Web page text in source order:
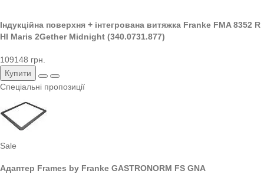
Індукційна поверхня + інтегрована витяжка Franke FMA 8352 R
HI Maris 2Gether Midnight (340.0731.877)
109148 грн.
Купити
Спеціальні пропозиції
Sale
Адаптер Frames by Franke GASTRONORM FS GNA